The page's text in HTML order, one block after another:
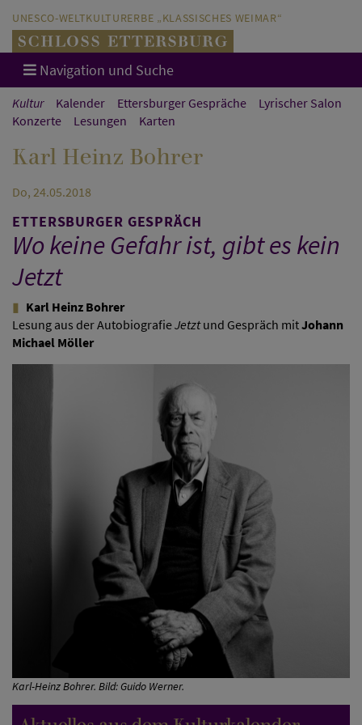
UNESCO-WELTKULTURERBE „KLASSISCHES WEIMAR“
Navigation und Suche
Kultur Kalender Ettersburger Gespräche
Lyrischer Salon
Konzerte
Lesungen Karten
Karl Heinz Bohrer
Do, 24.05.2018
ETTERSBURGER GESPRÄCH
Wo keine Gefahr ist, gibt es kein
Jetzt
Karl Heinz Bohrer
Lesung aus der AutobiografieJetztund Gespräch mitJohann
Michael Möller
Karl-Heinz Bohrer. Bild: Guido Werner.